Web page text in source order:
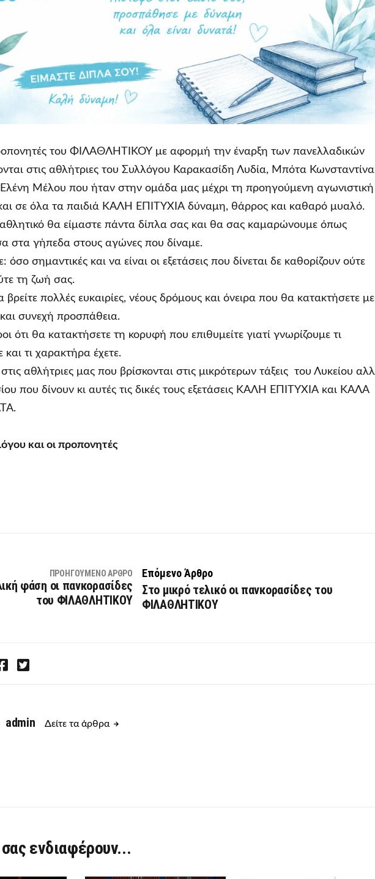
του ΦΙΛΑΘΛΗΤΙΚΟΥ με αφορμή την έναρξη των πανελλαδικών
στις αθλήτριες του Συλλόγου Καρακασίδη Λυδία, Μπότα Κωνσταντίνα
Μέλου που ήταν στην ομάδα μας μέχρι τη προηγούμενη αγωνιστική
σε όλα τα παιδιά ΚΑΛΗ ΕΠΙΤΥΧΙΑ δύναμη, θάρρος και καθαρό μυαλό.
θα είμαστε πάντα δίπλα σας και θα σας καμαρώνουμε όπως
στα γήπεδα στους αγώνες που δίναμε.
όσο σημαντικές και να είναι οι εξετάσεις που δίνεται δε καθορίζουν ούτε
τη ζωή σας.
πολλές ευκαιρίες, νέους δρόμους και όνειρα που θα κατακτήσετε με
συνεχή προσπάθεια.
ότι θα κατακτήσετε τη κορυφή που επιθυμείτε γιατί γνωρίζουμε τι
και τι χαρακτήρα έχετε.
αθλήτριες μας που βρίσκονται στις μικρότερων τάξεις του Λυκείου
που δίνουν κι αυτές τις δικές τους εξετάσεις ΚΑΛΗ ΕΠΙΤΥΧΙΑ και ΚΑΛΑ
και οι προπονητές
ΠΡΟΗΓΟΎΜΕΝΟ ΆΡΘΡΟ
φάση οι πανκορασίδες
του ΦΙΛΑΘΛΗΤΙΚΟΥ
Επόμενο Άρθρο
Στο μικρό τελικό οι πανκορασίδες του
ΦΙΛΑΘΛΗΤΙΚΟΥ
Facebook Twitter
admin Δείτε τα άρθρα
ενδιαφέρουν...